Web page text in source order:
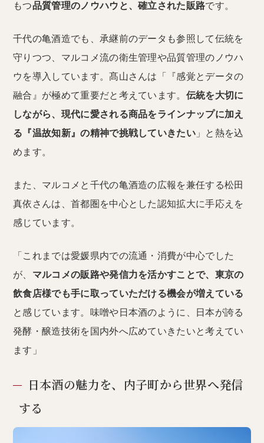
もつ品質管理のノウハウと、確立された販路です。
千代の亀酒造でも、承継前のデータも参照して伝統を
守りつつ、マルコメ流の衛生管理や品質管理のノウハ
ウを導入しています。髙山さんは「『感覚とデータの
融合』が極めて重要だと考えています。 伝統を大切に
しながら、現代に愛される商品をラインナップに加え
る『温故知新』の精神で挑戦していきたい 」と熱を込
めます。
また、マルコメと千代の亀酒造の広報を兼任する松田
真依さんは、首都圏を中心とした認知拡大に手応えを
感じています。
「これまでは愛媛県内での流通・消費が中心でした
が、 マルコメの販路や発信力を活かすことで、東京の
飲食店様でも手に取っていただける機会が増えている
と感じています。味噌や日本酒のように、日本が誇る
発酵・醸造技術を国内外へ広めていきたいと考えてい
ます」
日本酒の魅力を、内子町から世界へ発信
する